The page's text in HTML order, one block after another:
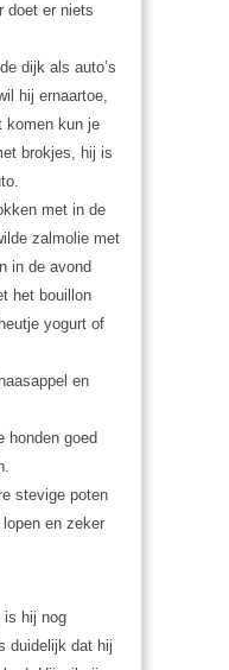
doet er niets
dijk als auto’s
hij ernaartoe,
komen kun je
brokjes, hij is
met in de
zalmolie met
in de avond
het bouillon
yogurt of
en
honden goed
stevige poten
en zeker
is hij nog
duidelijk dat hij